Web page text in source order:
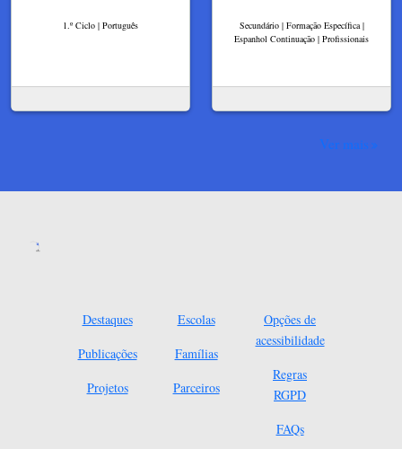
1.º Ciclo | Português
Secundário | Formação Específica |
Espanhol Continuação | Profissionais
Ver mais
Destaques
Publicações
Projetos
Escolas
Famílias
Parceiros
Opções de
acessibilidade
Regras
RGPD
FAQs